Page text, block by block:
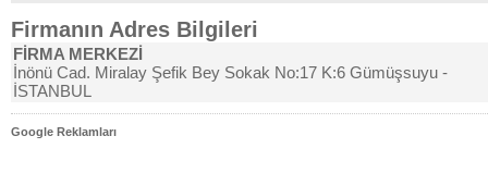
Firmanın Adres Bilgileri
FİRMA MERKEZİ
İnönü Cad. Miralay Şefik Bey Sokak No:17 K:6 Gümüşsuyu -
İSTANBUL
Google Reklamları